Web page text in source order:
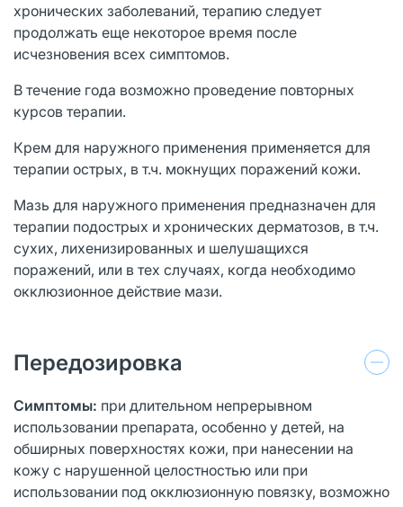
хронических заболеваний, терапию следует
продолжать еще некоторое время после
исчезновения всех симптомов.
В течение года возможно проведение повторных
курсов терапии.
Крем для наружного применения применяется для
терапии острых, в т.ч. мокнущих поражений кожи.
Мазь для наружного применения предназначен для
терапии подострых и хронических дерматозов, в т.ч.
сухих, лихенизированных и шелушащихся
поражений, или в тех случаях, когда необходимо
окклюзионное действие мази.
Передозировка
Симптомы: при длительном непрерывном
использовании препарата, особенно у детей, на
обширных поверхностях кожи, при нанесении на
кожу с нарушенной целостностью или при
использовании под окклюзионную повязку, возможно